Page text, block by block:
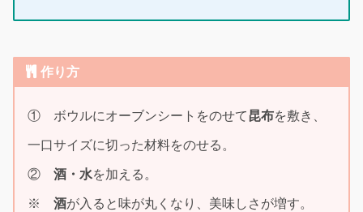
作り方
① ボウルにオーブンシートをのせて昆布を敷き、
一口サイズに切った材料をのせる。
② 酒・水を加える。
※ 酒が入ると味が丸くなり、美味しさが増す。